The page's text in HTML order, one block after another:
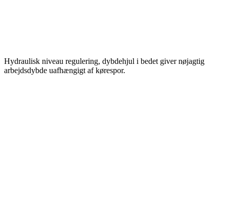
Hydraulisk niveau regulering, dybdehjul i bedet giver nøjagtig
arbejdsdybde uafhængigt af kørespor.